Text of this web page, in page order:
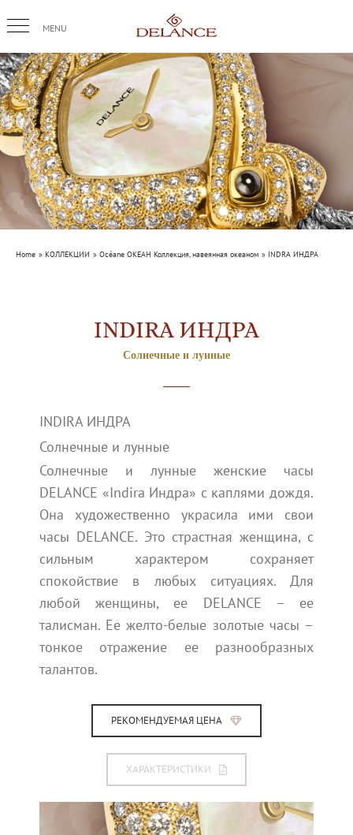
to
content
Home КОЛЛЕКЦИИ Océane ОКЕАН Коллекция, навеянная океаном INDRA ИНДРА
INDIRA ИНДРА
Солнечные и лунные
INDIRA ИНДРА
Солнечные и лунные
Солнечные и лунные женские часы
DELANCE «Indira Индра» с каплями дождя.
Она художественно украсила ими свои
часы DELANCE. Это страстная женщина, с
сильным характером сохраняет
спокойствие в любых ситуациях. Для
любой женщины, ее DELANCE – ее
талисман. Ее желто-белые золотые часы –
тонкое отражение ее разнообразных
талантов.
РЕКОМЕНДУЕМАЯ ЦЕНА
ХАРАКТЕРИСТИКИ